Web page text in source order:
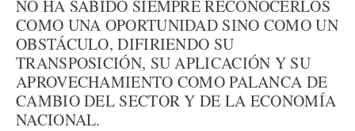
NO HA SABIDO SIEMPRE RECONOCERLOS
COMO UNA OPORTUNIDAD SINO COMO UN
OBSTÁCULO, DIFIRIENDO SU
TRANSPOSICIÓN, SU APLICACIÓN Y SU
APROVECHAMIENTO COMO PALANCA DE
CAMBIO DEL SECTOR Y DE LA ECONOMÍA
NACIONAL.